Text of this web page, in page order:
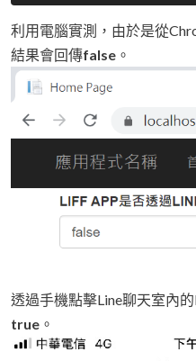
利用電腦實測，由於是從
結果會回傳false 。
透過手機點擊Line聊天室內
true 。